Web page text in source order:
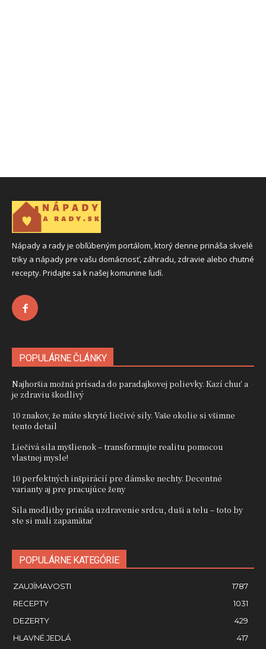
Nápady a rady je obľúbeným portálom, ktorý denne prináša skvelé
triky a nápady pre vašu domácnosť, záhradu, zdravie alebo chutné
recepty. Pridajte sa k našej komunine ľudí.
POPULÁRNE ČLÁNKY
Najhoršia možná prísada do paradajkovej polievky. Kazí chuť a
je zdraviu škodlivý
10 znakov, že máte skryté liečivé sily. Vaše okolie si všimne
tento detail
Liečivá sila myšlienok – transformujte realitu pomocou
vlastnej mysle!
10 perfektných inšpirácií pre dámske nechty. Decentné
varianty aj pre pracujúce ženy
Sila modlitby prináša uzdravenie srdcu, duši a telu – toto by
ste si mali zapamätať
POPULÁRNE KATEGÓRIE
ZAUJÍMAVOSTI
1787
RECEPTY
1031
DEZERTY
429
HLAVNÉ JEDLÁ
417